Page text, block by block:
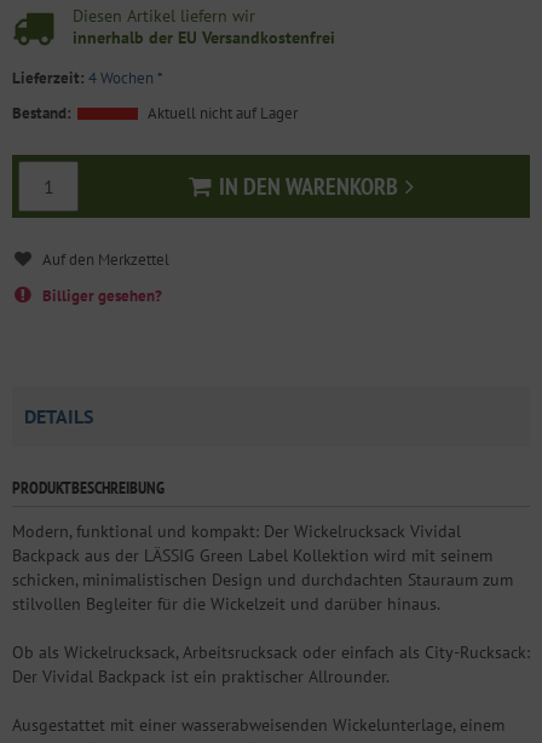
Diesen Artikel liefern wir
innerhalb der EU Versandkostenfrei
Lieferzeit: 4 Wochen *
Bestand:
Aktuell nicht auf Lager
IN DEN WARENKORB
In den Warenkorb
Billiger gesehen?
DETAILS
PRODUKTBESCHREIBUNG
Modern, funktional und kompakt: Der Wickelrucksack Vividal
Backpack aus der LÄSSIG Green Label Kollektion wird mit seinem
schicken, minimalistischen Design und durchdachten Stauraum zum
stilvollen Begleiter für die Wickelzeit und darüber hinaus.
Ob als Wickelrucksack, Arbeitsrucksack oder einfach als City-Rucksack:
Der Vividal Backpack ist ein praktischer Allrounder.
Ausgestattet mit einer wasserabweisenden Wickelunterlage, einem